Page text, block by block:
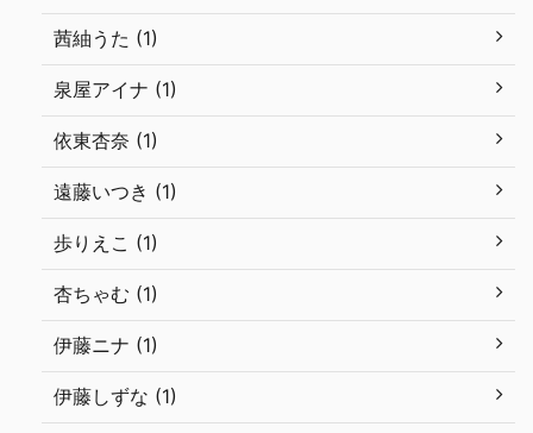
茜紬うた (1)
泉屋アイナ (1)
依東杏奈 (1)
遠藤いつき (1)
歩りえこ (1)
杏ちゃむ (1)
伊藤ニナ (1)
伊藤しずな (1)